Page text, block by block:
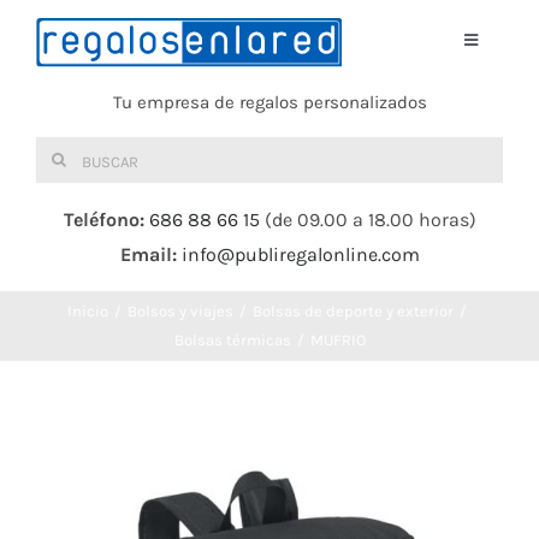
Saltar
Toggle
HERRAMIENTAS
Tu empresa de regalos personalizados
Buscar:
Teléfono: 686 88 66 15 (de 09.00 a 18.00 horas)
Email: info@publiregalonline.com